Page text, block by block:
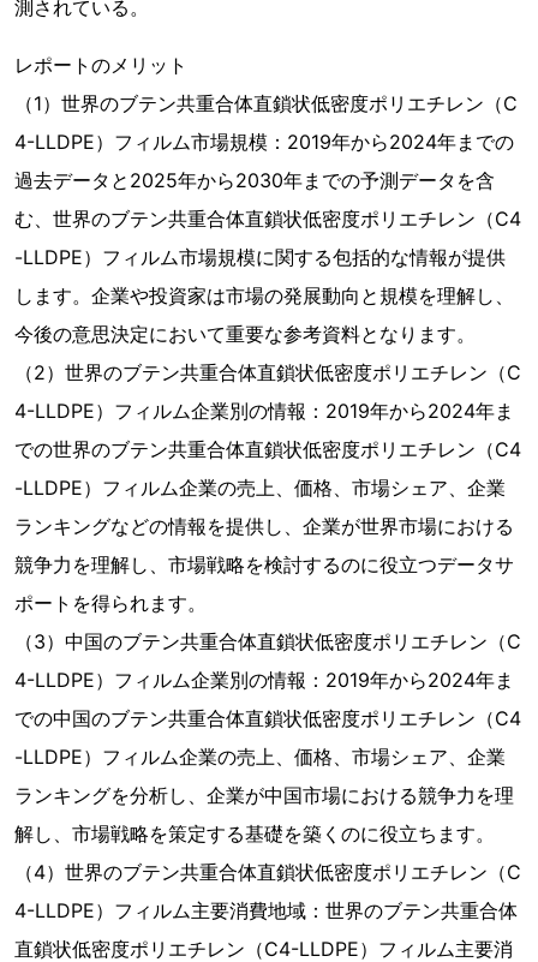
測されている。
レポートのメリット
（1）世界のブテン共重合体直鎖状低密度ポリエチレン（C
4-LLDPE）フィルム市場規模：2019年から2024年までの
過去データと2025年から2030年までの予測データを含
む、世界のブテン共重合体直鎖状低密度ポリエチレン（C4
-LLDPE）フィルム市場規模に関する包括的な情報が提供
します。企業や投資家は市場の発展動向と規模を理解し、
今後の意思決定において重要な参考資料となります。
（2）世界のブテン共重合体直鎖状低密度ポリエチレン（C
4-LLDPE）フィルム企業別の情報：2019年から2024年ま
での世界のブテン共重合体直鎖状低密度ポリエチレン（C4
-LLDPE）フィルム企業の売上、価格、市場シェア、企業
ランキングなどの情報を提供し、企業が世界市場における
競争力を理解し、市場戦略を検討するのに役立つデータサ
ポートを得られます。
（3）中国のブテン共重合体直鎖状低密度ポリエチレン（C
4-LLDPE）フィルム企業別の情報：2019年から2024年ま
での中国のブテン共重合体直鎖状低密度ポリエチレン（C4
-LLDPE）フィルム企業の売上、価格、市場シェア、企業
ランキングを分析し、企業が中国市場における競争力を理
解し、市場戦略を策定する基礎を築くのに役立ちます。
（4）世界のブテン共重合体直鎖状低密度ポリエチレン（C
4-LLDPE）フィルム主要消費地域：世界のブテン共重合体
直鎖状低密度ポリエチレン（C4-LLDPE）フィルム主要消